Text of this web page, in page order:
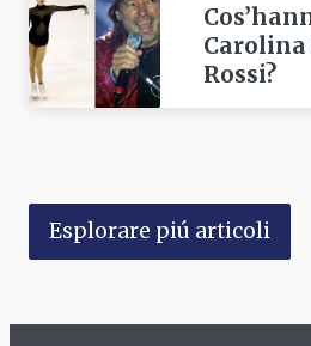
Carolina
Rossi?
Esplorare piú articoli